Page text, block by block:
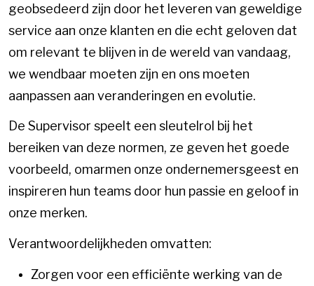
geobsedeerd zijn door het leveren van geweldige
service aan onze klanten en die echt geloven dat
om relevant te blijven in de wereld van vandaag,
we wendbaar moeten zijn en ons moeten
aanpassen aan veranderingen en evolutie.
De Supervisor speelt een sleutelrol bij het
bereiken van deze normen, ze geven het goede
voorbeeld, omarmen onze ondernemersgeest en
inspireren hun teams door hun passie en geloof in
onze merken.
Verantwoordelijkheden omvatten:
Zorgen voor een efficiënte werking van de